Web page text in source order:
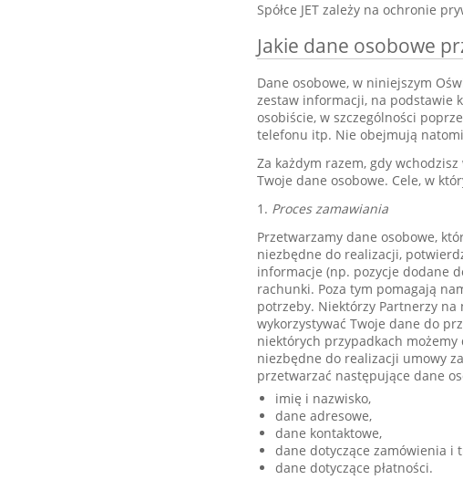
Spółce JET zależy na ochronie
Jakie dane osobowe
Dane osobowe, w niniejszym
zestaw informacji, na podstawie
osobiście, w szczególności
telefonu itp. Nie obejmują
Za każdym razem, gdy
Twoje dane osobowe. Cele, w
1. Proces zamawiania
Przetwarzamy dane osobowe,
niezbędne do realizacji,
informacje (np. pozycje dodane
rachunki. Poza tym pomagają
potrzeby. Niektórzy Partnerzy
wykorzystywać Twoje dane do
niektórych przypadkach
niezbędne do realizacji umowy
przetwarzać następujące dane
imię i nazwisko,
dane adresowe,
dane kontaktowe,
dane dotyczące zamówienia i
dane dotyczące płatności.